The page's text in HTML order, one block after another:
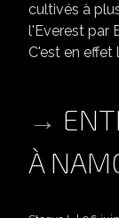
cultivés à
l'Everest par
C'est en effet
À